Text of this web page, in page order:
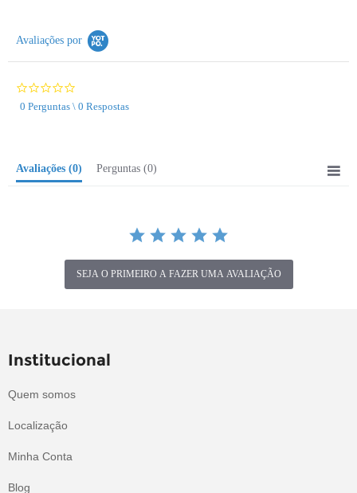
Avaliações por
star
0 Perguntas \ 0 Respostas
Avaliações (0) Perguntas (0)
SEJA O PRIMEIRO A FAZER UMA AVALIAÇÃO
Institucional
Quem somos
Localização
Minha Conta
Blog